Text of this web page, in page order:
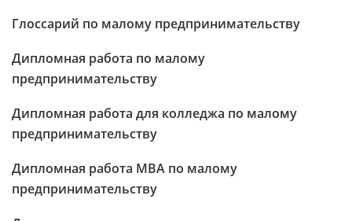
Глоссарий по малому предпринимательству
Дипломная работа по малому
предпринимательству
Дипломная работа для колледжа по малому
предпринимательству
Дипломная работа МВА по малому
предпринимательству